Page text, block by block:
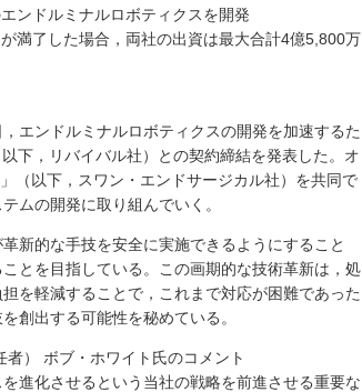
ンドルミナルロボティクスを開発
満了した場合，両社の出資は最大合計4億5,800万
エンドルミナルロボティクスの開発を加速するた
下，リバイバル社）との契約締結を発表した。オ
（以下，スワン・エンドサージカル社）を共同で
ムの開発に取り組んでいく。
新的な手技を安全に実施できるようにすること
とを目指している。この画期的な技術革新は，処
を軽減することで，これまで対応が困難であった
創出する可能性を秘めている。
） ボブ・ホワイト氏のコメント
進化させるという当社の戦略を前進させる重要な